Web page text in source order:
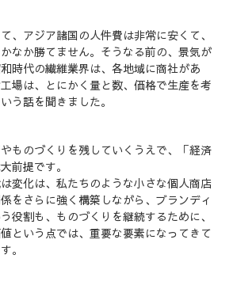
、アジア諸国の人件費は非常に安くて、
なか勝てません。そうなる前の、景気が
時代の繊維業界は、各地域に商社があ
場は、とにかく量と数、価格で生産を考
う話を聞きました。
ものづくりを残していくうえで、「経済
前提です。
変化は、私たちのような小さな個人商店
をさらに強く構築しながら、ブランディ
役割も、ものづくりを継続するために、
という点では、重要な要素になってきて
。